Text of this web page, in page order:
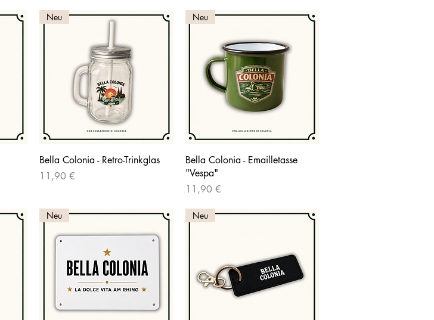
Schnellansicht
Neu
Bella Colonia - Retro-Trinkglas
Preis
11,90 €
Schnellansicht
Neu
Bella Colonia - Emailletasse
"Vespa"
Preis
11,90 €
Neu Neu